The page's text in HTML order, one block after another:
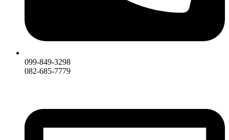
099-849-3298
082-685-7779